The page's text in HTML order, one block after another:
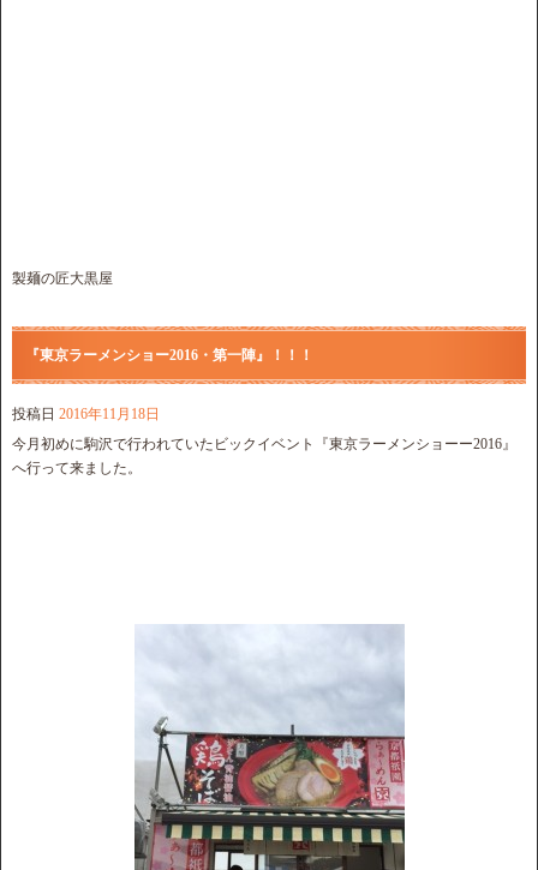
製麺の匠大黒屋
『東京ラーメンショー2016・第一陣』！！！
投稿日 2016年11月18日
今月初めに駒沢で行われていたビックイベント『東京ラーメンショーー2016』
へ行って来ました。